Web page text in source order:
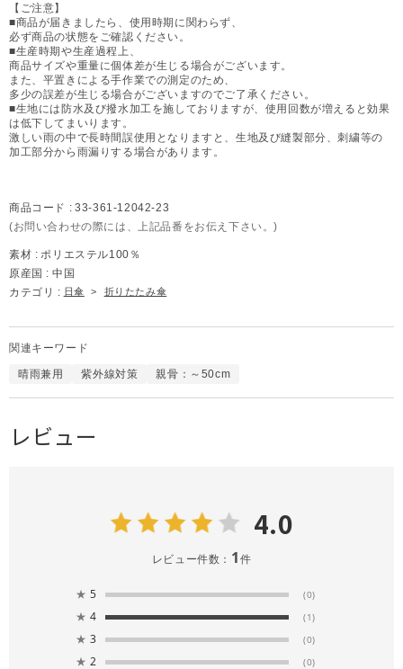
【ご注意】
■商品が届きましたら、使用時期に関わらず、
必ず商品の状態をご確認ください。
■生産時期や生産過程上、
商品サイズや重量に個体差が生じる場合がございます。
また、平置きによる手作業での測定のため、
多少の誤差が生じる場合がございますのでご了承ください。
■生地には防水及び撥水加工を施しておりますが、使用回数が増えると効果
は低下してまいります。
激しい雨の中で長時間誤使用となりますと、生地及び縫製部分、刺繍等の
加工部分から雨漏りする場合があります。
商品コード : 33-361-12042-23
(お問い合わせの際には、上記品番をお伝え下さい。)
素材 : ポリエステル100％
原産国 : 中国
カテゴリ : 日傘 > 折りたたみ傘
関連キーワード
晴雨兼用 紫外線対策 親骨：～50cm
レビュー
4.0
レビュー件数： 1件
★ 5 (0)
★ 4 (1)
★ 3 (0)
★ 2 (0)